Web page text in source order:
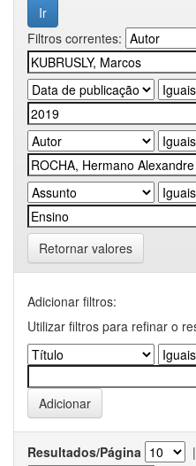
Filtros correntes:
Retornar valores
Adicionar filtros:
Utilizar filtros para refinar o
Resultados/Página |